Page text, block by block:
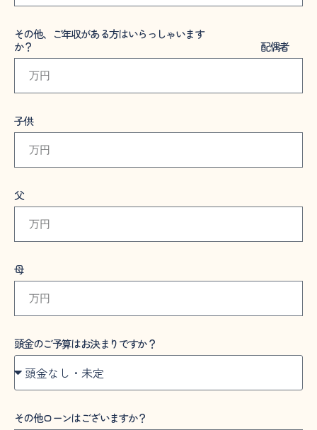
その他、ご年収がある方はいらっしゃいます
か？ 配偶者
子供
父
母
頭金のご予算はお決まりですか？
その他ローンはございますか？